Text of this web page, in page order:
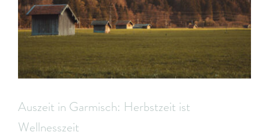
Auszeit in Garmisch: Herbstzeit ist
Wellnesszeit